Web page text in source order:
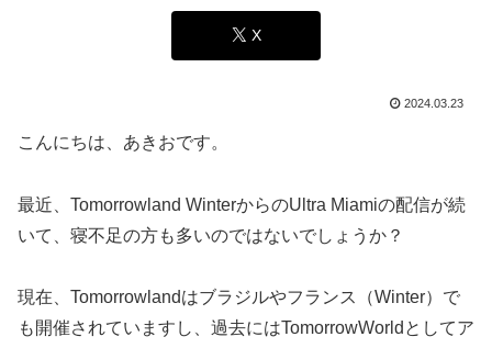
X
2024.03.23
こんにちは、あきおです。
最近、Tomorrowland WinterからのUltra Miamiの配信が続
いて、寝不足の方も多いのではないでしょうか？
現在、Tomorrowlandはブラジルやフランス（Winter）で
も開催されていますし、過去にはTomorrowWorldとしてア